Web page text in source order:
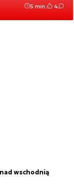
5 min. 4
wschodnią